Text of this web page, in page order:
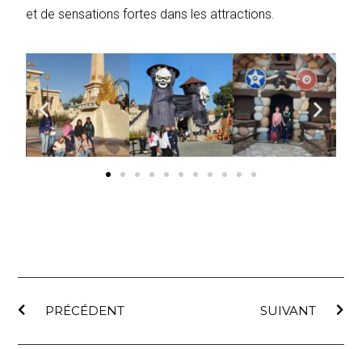
et de sensations fortes dans les attractions.
PRÉCÉDENT SUIVANT